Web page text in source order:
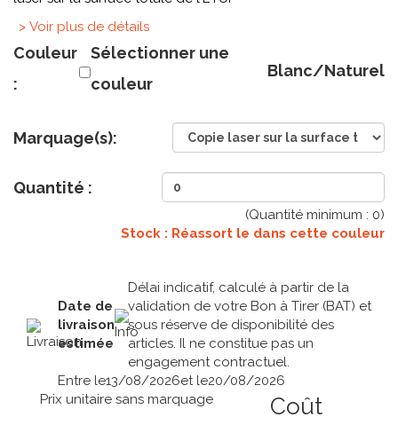
> Voir plus de détails
Couleur
:
Sélectionner une
couleur
Blanc/Naturel
Marquage(s):
Quantité :
(Quantité minimum : 0)
Stock : Réassort le dans cette couleur
Date de
livraison
estimée
Délai indicatif, calculé à partir de la
validation de votre Bon à Tirer (BAT) et
sous réserve de disponibilité des
articles. Il ne constitue pas un
engagement contractuel.
Entre le13/08/2026et le20/08/2026
Prix unitaire sans marquage
Coût